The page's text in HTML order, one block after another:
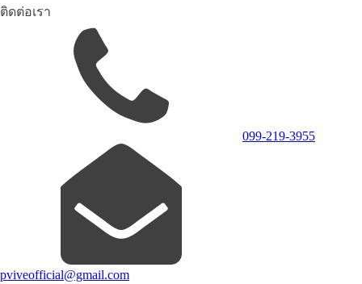
ติดต่อเรา
099-219-3955
pviveofficial@gmail.com